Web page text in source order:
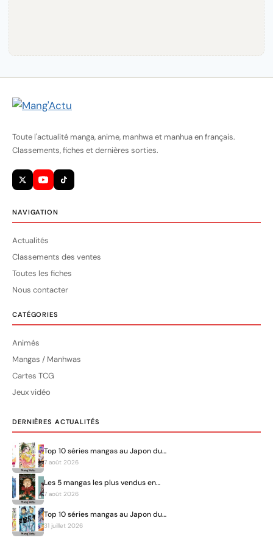
Toute l'actualité manga, anime, manhwa et manhua en français.
Classements, fiches et dernières sorties.
NAVIGATION
Actualités
Classements des ventes
Toutes les fiches
Nous contacter
CATÉGORIES
Animés
Mangas / Manhwas
Cartes TCG
Jeux vidéo
DERNIÈRES ACTUALITÉS
Top 10 séries mangas au Japon du…
7 août 2026
Les 5 mangas les plus vendus en…
7 août 2026
Top 10 séries mangas au Japon du…
31 juillet 2026